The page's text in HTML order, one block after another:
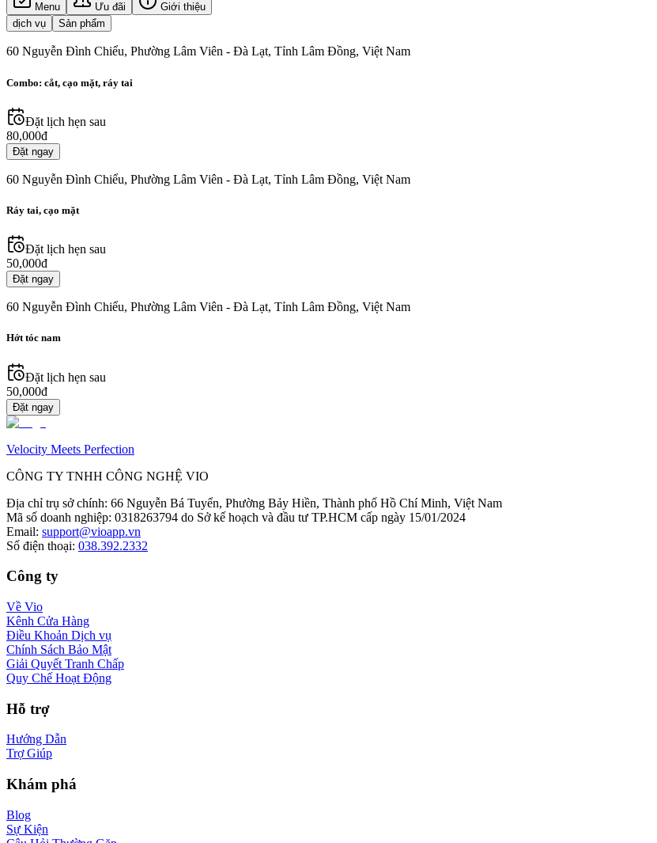
Menu Ưu đãi
Giới thiệu
dịch vụ
Sản phẩm
60 Nguyễn Đình Chiểu, Phường Lâm Viên - Đà Lạt, Tỉnh Lâm Đồng, Việt Nam
Combo: cắt, cạo mặt, ráy tai
Đặt lịch hẹn sau
80,000đ
Đặt ngay
60 Nguyễn Đình Chiểu, Phường Lâm Viên - Đà Lạt, Tỉnh Lâm Đồng, Việt Nam
Ráy tai, cạo mặt
Đặt lịch hẹn sau
50,000đ
Đặt ngay
60 Nguyễn Đình Chiểu, Phường Lâm Viên - Đà Lạt, Tỉnh Lâm Đồng, Việt Nam
Hớt tóc nam
Đặt lịch hẹn sau
50,000đ
Đặt ngay
Velocity Meets Perfection
CÔNG TY TNHH CÔNG NGHỆ VIO
Địa chỉ trụ sở chính: 66 Nguyễn Bá Tuyển, Phường Bảy Hiền, Thành phố Hồ Chí Minh, Việt Nam
Mã số doanh nghiệp: 0318263794 do Sở kế hoạch và đầu tư TP.HCM cấp ngày 15/01/2024
Email: support@vioapp.vn
Số điện thoại: 038.392.2332
Công ty
Về Vio
Kênh Cửa Hàng
Điều Khoản Dịch vụ
Chính Sách Bảo Mật
Giải Quyết Tranh Chấp
Quy Chế Hoạt Động
Hỗ trợ
Hướng Dẫn
Trợ Giúp
Khám phá
Blog
Sự Kiện